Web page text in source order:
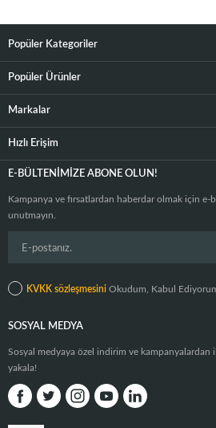
Popüler Kategoriler
Popüler Ürünler
Markalar
Hızlı Erişim
E-BÜLTENIMIZE ABONE OLUN!
Kampanya ve fırsatlardan haberdar olmak için e-
unutmayın.
KVKK sözleşmesini Okudum, Kabul
SOSYAL MEDYA
Sosyal medyaya özel indirim ve kampanyalardan
yakala!